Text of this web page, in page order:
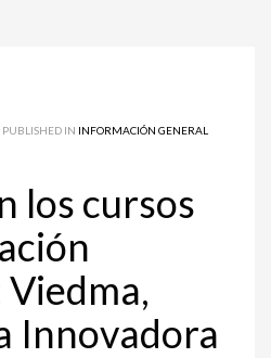
PUBLISHED IN INFORMACIÓN GENERAL
los cursos
Viedma,
Innovadora